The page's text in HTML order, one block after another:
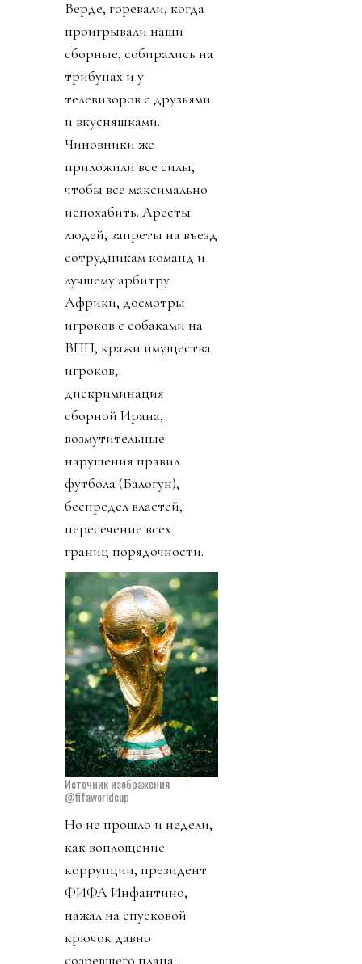
Верде, горевали, когда
проигрывали наши
сборные, собирались на
трибунах и у
телевизоров с друзьями
и вкусняшками.
Чиновники же
приложили все силы,
чтобы все максимально
испохабить. Аресты
людей, запреты на въезд
сотрудникам команд и
лучшему арбитру
Африки, досмотры
игроков с собаками на
ВПП, кражи имущества
игроков,
дискриминация
сборной Ирана,
возмутительные
нарушения правил
футбола (Балогун),
беспредел властей,
пересечение всех
границ порядочности.
Источник изображения
@fifaworldcup
Но не прошло и недели,
как воплощение
коррупции, президент
ФИФА Инфантино,
нажал на спусковой
крючок давно
созревшего плана: